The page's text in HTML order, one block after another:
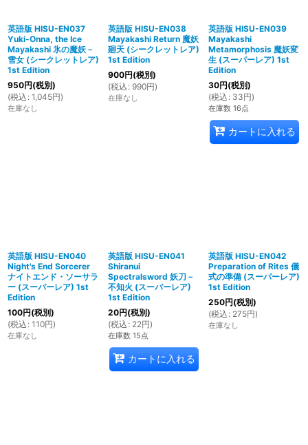
英語版 HISU-EN037
Yuki-Onna, the Ice
Mayakashi 氷の魔妖－
雪女 (シークレットレア)
1st Edition
950円(税別)
(税込 : 1,045円)
在庫なし
英語版 HISU-EN038
Mayakashi Return 魔妖
廻天 (シークレットレア)
1st Edition
900円(税別)
(税込 : 990円)
在庫なし
英語版 HISU-EN039
Mayakashi
Metamorphosis 魔妖変
生 (スーパーレア) 1st
Edition
30円(税別)
(税込 : 33円)
在庫数 16点
カートに入れる
英語版 HISU-EN040
Night's End Sorcerer
ナイトエンド・ソーサラ
ー (スーパーレア) 1st
Edition
100円(税別)
(税込 : 110円)
在庫なし
英語版 HISU-EN041
Shiranui
Spectralsword 妖刀－
不知火 (スーパーレア)
1st Edition
20円(税別)
(税込 : 22円)
在庫数 15点
カートに入れる
英語版 HISU-EN042
Preparation of Rites 儀
式の準備 (スーパーレア)
1st Edition
250円(税別)
(税込 : 275円)
在庫なし